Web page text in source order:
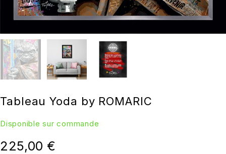
Tableau Yoda by ROMARIC
Disponible sur commande
225,00 €